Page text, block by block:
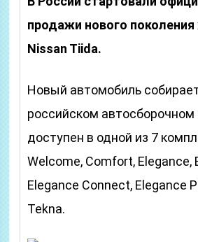
продажи нового поколения
Nissan Tiida.
Новый автомобиль
российском автосборочном
доступен в одной из 7
Welcome, Comfort, Elegance,
Elegance Connect, Elegance
Tekna.